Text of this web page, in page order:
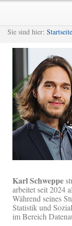
Skip
primary
content
Skip
secondary
content
Sie sind hier: Startseite
Karl Schweppe
arbeitet seit 2024
Während seines
Statistik und
im Bereich